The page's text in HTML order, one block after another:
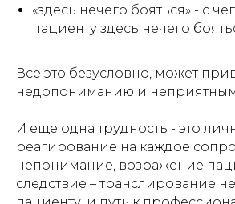
«здесь нечего бояться» - с
пациенту здесь нечего
Все это безусловно, может
недопониманию и
И еще одна трудность - это
реагирование на каждое
непонимание, возражение
следствие – транслирование